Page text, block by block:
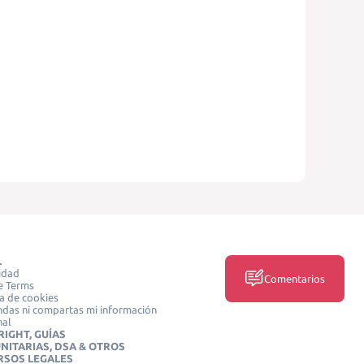
Terms
de cookies
ni compartas mi información
GUÍAS
DSA & OTROS
LEGALES
Comentarios